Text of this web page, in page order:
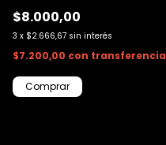
$8.000,00
3 x $2.666,67 sin interés
$7.200,00 con transferencia